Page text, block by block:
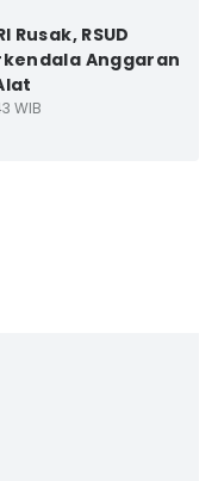
Rusak, RSUD
Anggaran
WIB